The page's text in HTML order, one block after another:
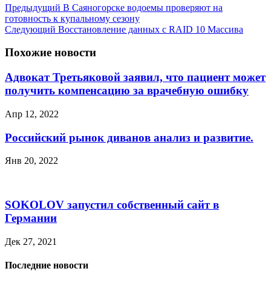
Предыдущий В Саяногорске водоемы проверяют на
готовность к купальному сезону
Следующий Восстановление данных с RAID 10 Массива
Похожие новости
Адвокат Третьяковой заявил, что пациент может
получить компенсацию за врачебную ошибку
Апр 12, 2022
Российский рынок диванов анализ и развитие.
Янв 20, 2022
SOKOLOV запустил собственный сайт в
Германии
Дек 27, 2021
Последние новости